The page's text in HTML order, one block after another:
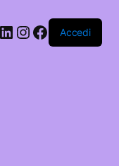
LinkedIn
Instagram
Facebook
Accedi